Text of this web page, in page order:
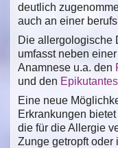
deutlich
auch an einer
Die allergologische
umfasst neben
Anamnese u.a. den
und den
Eine neue
Erkrankungen
die für die Allergie
Zunge getropft oder